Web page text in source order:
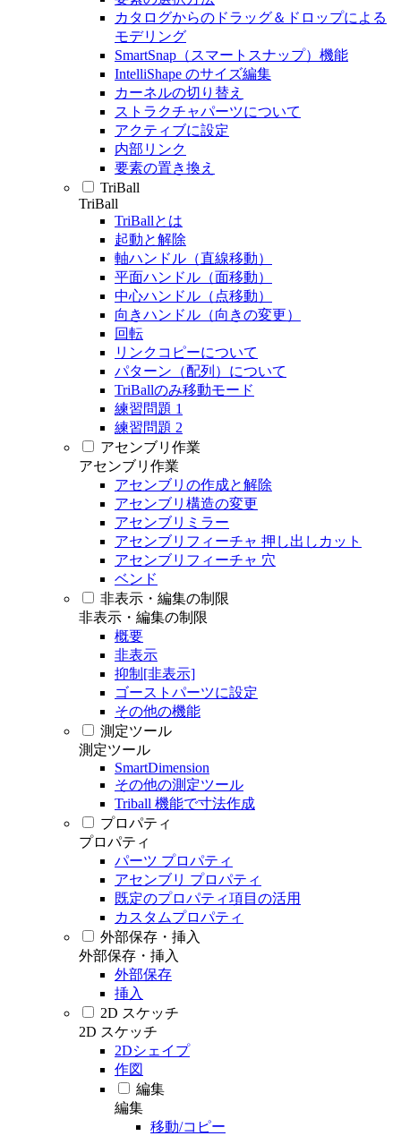
カタログからのドラッグ＆ドロップによる
モデリング
SmartSnap（スマートスナップ）機能
IntelliShape のサイズ編集
カーネルの切り替え
ストラクチャパーツについて
アクティブに設定
内部リンク
要素の置き換え
TriBall
TriBall
TriBallとは
起動と解除
軸ハンドル（直線移動）
平面ハンドル（面移動）
中心ハンドル（点移動）
向きハンドル（向きの変更）
回転
リンクコピーについて
パターン（配列）について
TriBallのみ移動モード
練習問題 1
練習問題 2
アセンブリ作業
アセンブリ作業
アセンブリの作成と解除
アセンブリ構造の変更
アセンブリミラー
アセンブリフィーチャ 押し出しカット
アセンブリフィーチャ 穴
ベンド
非表示・編集の制限
非表示・編集の制限
概要
非表示
抑制[非表示]
ゴーストパーツに設定
その他の機能
測定ツール
測定ツール
SmartDimension
その他の測定ツール
Triball 機能で寸法作成
プロパティ
プロパティ
パーツ プロパティ
アセンブリ プロパティ
既定のプロパティ項目の活用
カスタムプロパティ
外部保存・挿入
外部保存・挿入
外部保存
挿入
2D スケッチ
2D スケッチ
2Dシェイプ
作図
編集
編集
移動/コピー